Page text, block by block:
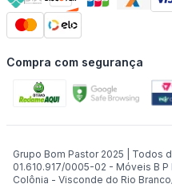
Compra com segurança
Grupo Bom Pastor 2025 | Todos
01.610.917/0005-02 - Móveis B P
Colônia - Visconde do Rio